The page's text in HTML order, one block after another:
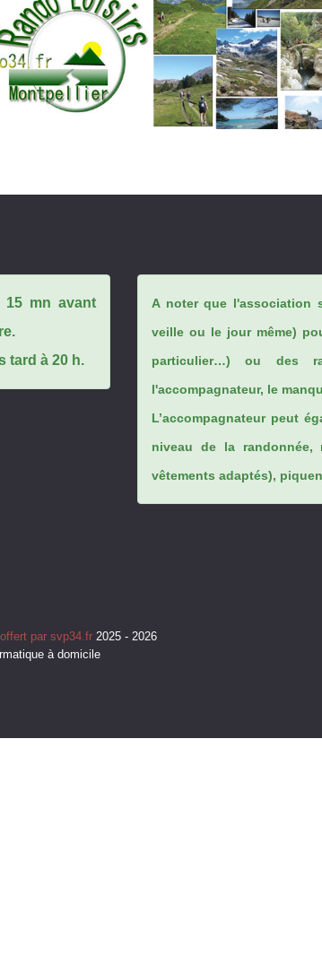
15 mn avant
tard à 20 h.
A noter que l'association
veille ou le jour même)
particulier…) ou des
l'accompagnateur, le
L’accompagnateur peut
niveau de la randonnée,
vêtements adaptés),
par svp34.fr2025 - 2026
à domicile